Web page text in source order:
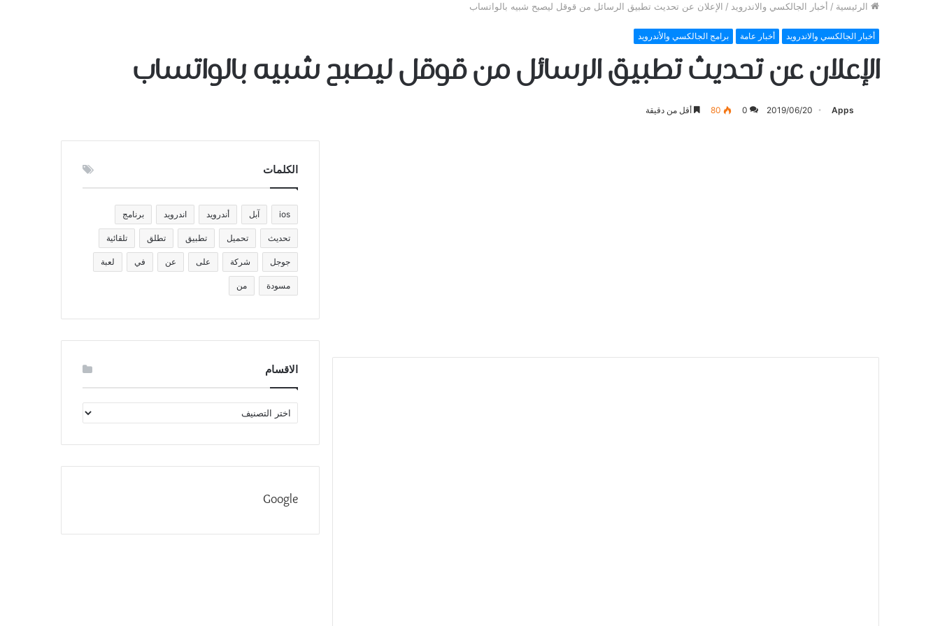
الرئيسية / أخبار الجالكسي والاندرويد / الإعلان عن تحديث تطبيق الرسائل من قوقل ليصبح شبيه بالواتساب
أخبار الجالكسي والاندرويد أخبار عامة برامج الجالكسي والأندرويد
الإعلان عن تحديث تطبيق الرسائل من قوقل ليصبح شبيه بالواتساب
Apps
2019/06/20
0
80 أقل من دقيقة
الكلمات
ios آبل أندرويد اندرويد برنامج
تحديث تحميل تطبيق تطلق تلقائية
جوجل شركة على عن في لعبة
مسودة من
الاقسام
الاقسام
Google